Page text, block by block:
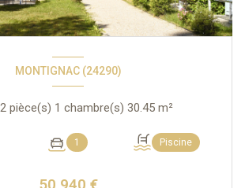
MONTIGNAC (24290)
Duplex 2 pièce(s) 1 chambre(s) 30.45 m²
1 Piscine